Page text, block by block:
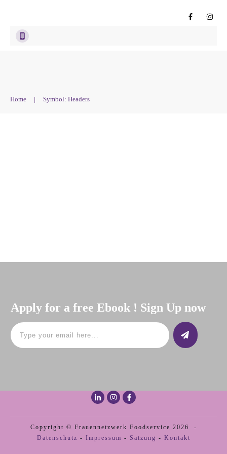
Home | Symbol: Headers
Apply for a free Ebook ! Sign Up now
Copyright © Frauennetzwerk Foodservice 2026 -
Datenschutz - Impressum - Satzung - Kontakt